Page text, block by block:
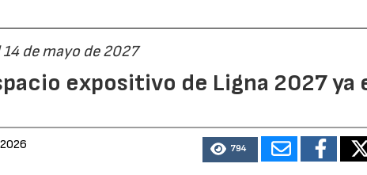
de mayo de 2027
expositivo de Ligna 2027 ya
794